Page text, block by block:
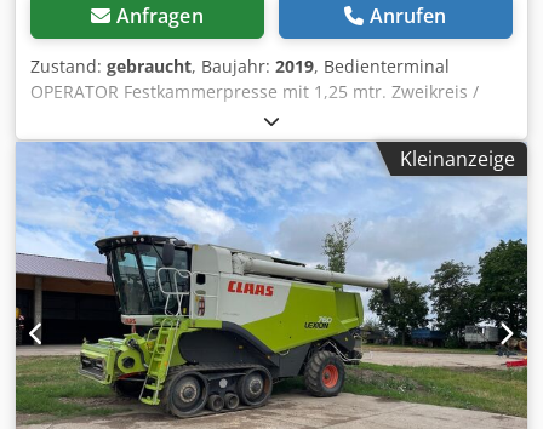
Anfragen Anrufen
Zustand: gebraucht, Baujahr: 2019, Bedienterminal
OPERATOR Festkammerpresse mit 1,25 mtr. Zweikreis /
Druckluftbremsanlage Bereifung: 500/50 - 17 Pick-up mit
Rollenniederhalter / Eingangsgetriebe mit 1.000 U/m /
Dsdpfx Agotia Dfefekr
Kleinanzeige